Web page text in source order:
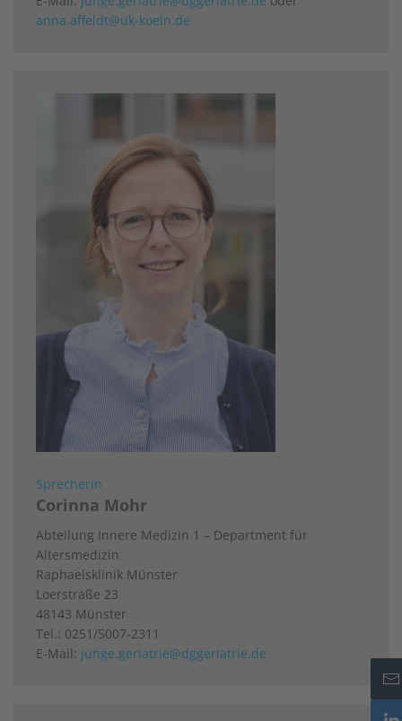
anna.affeldt@uk-koeln.de
Sprecherin
Corinna Mohr
Abteilung Innere Medizin 1 – Department für
Altersmedizin
Raphaelsklinik Münster
Loerstraße 23
48143 Münster
Tel.: 0251/5007-2311
E-Mail: junge.geriatrie@dggeriatrie.de